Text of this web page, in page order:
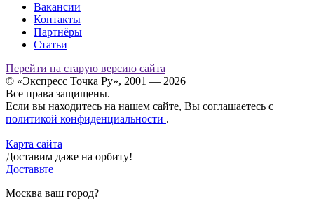
Вакансии
Контакты
Партнёры
Статьи
Перейти на старую версию сайта
© «Экспресс Точка Ру», 2001 — 2026
Все права защищены.
Если вы находитесь на нашем сайте, Вы соглашаетесь с
политикой конфиденциальности .
Карта сайта
Доставим даже на орбиту!
Доставьте
Москва ваш город?